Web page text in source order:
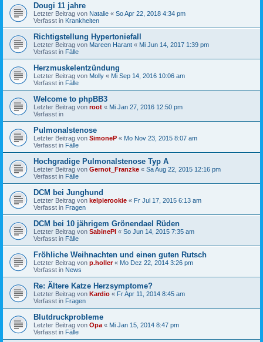
Dougi 11 jahre
Letzter Beitrag von Natalie « So Apr 22, 2018 4:34 pm
Verfasst in Krankheiten
Richtigstellung Hypertoniefall
Letzter Beitrag von Mareen Harant « Mi Jun 14, 2017 1:39 pm
Verfasst in Fälle
Herzmuskelentzündung
Letzter Beitrag von Molly « Mi Sep 14, 2016 10:06 am
Verfasst in Fälle
Welcome to phpBB3
Letzter Beitrag von root « Mi Jan 27, 2016 12:50 pm
Verfasst in
Pulmonalstenose
Letzter Beitrag von SimoneP « Mo Nov 23, 2015 8:07 am
Verfasst in Fälle
Hochgradige Pulmonalstenose Typ A
Letzter Beitrag von Gernot_Franzke « Sa Aug 22, 2015 12:16 pm
Verfasst in Fälle
DCM bei Junghund
Letzter Beitrag von kelpierookie « Fr Jul 17, 2015 6:13 am
Verfasst in Fragen
DCM bei 10 jährigem Grönendael Rüden
Letzter Beitrag von SabinePl « So Jun 14, 2015 7:35 am
Verfasst in Fälle
Fröhliche Weihnachten und einen guten Rutsch
Letzter Beitrag von p.holler« Mo Dez 22, 2014 3:26 pm
Verfasst in News
Re: Ältere Katze Herzsymptome?
Letzter Beitrag von Kardio « Fr Apr 11, 2014 8:45 am
Verfasst in Fragen
Blutdruckprobleme
Letzter Beitrag von Opa « Mi Jan 15, 2014 8:47 pm
Verfasst in Fälle